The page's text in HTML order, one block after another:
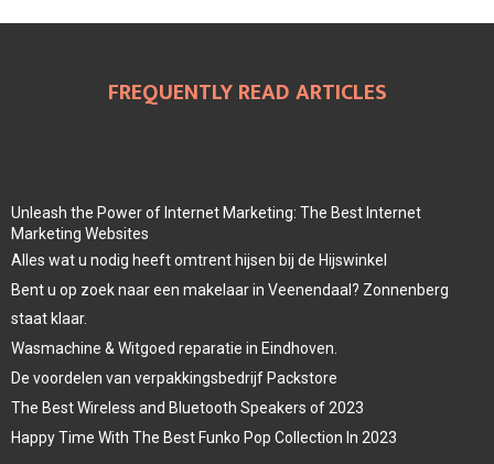
FREQUENTLY READ ARTICLES
Unleash the Power of Internet Marketing: The Best Internet
Marketing Websites
Alles wat u nodig heeft omtrent hijsen bij de Hijswinkel
Bent u op zoek naar een makelaar in Veenendaal? Zonnenberg
staat klaar.
Wasmachine & Witgoed reparatie in Eindhoven.
De voordelen van verpakkingsbedrijf Packstore
The Best Wireless and Bluetooth Speakers of 2023
Happy Time With The Best Funko Pop Collection In 2023